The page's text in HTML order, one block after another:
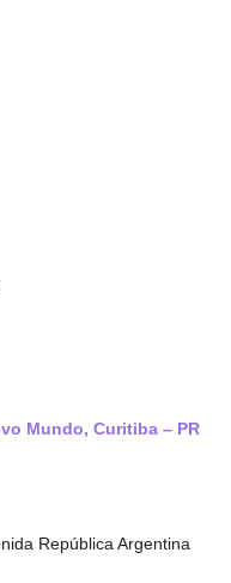
Mundo, Curitiba – PR
República Argentina